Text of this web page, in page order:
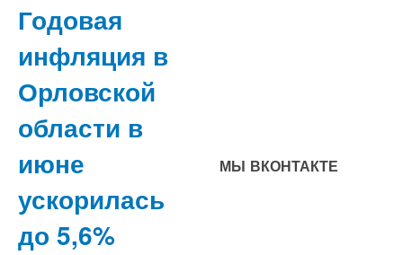
Годовая
инфляция в
Орловской
области в
июне
ускорилась
до 5,6%
МЫ ВКОНТАКТЕ